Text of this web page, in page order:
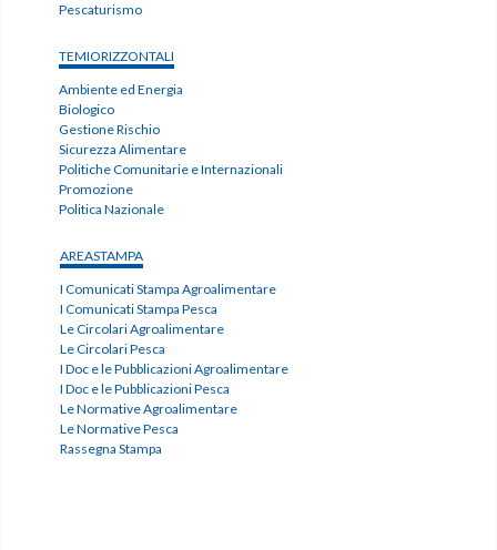
Pescaturismo
TEMIORIZZONTALI
Ambiente ed Energia
Biologico
Gestione Rischio
Sicurezza Alimentare
Politiche Comunitarie e Internazionali
Promozione
Politica Nazionale
AREASTAMPA
I Comunicati Stampa Agroalimentare
I Comunicati Stampa Pesca
Le Circolari Agroalimentare
Le Circolari Pesca
I Doc e le Pubblicazioni Agroalimentare
I Doc e le Pubblicazioni Pesca
Le Normative Agroalimentare
Le Normative Pesca
Rassegna Stampa